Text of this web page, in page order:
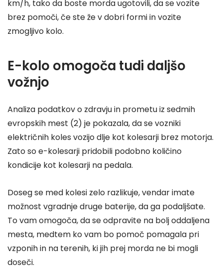
km/h, tako da boste morda ugotovili, da se vozite
brez pomoči, če ste že v dobri formi in vozite
zmogljivo kolo.
E-kolo omogoča tudi daljšo
vožnjo
Analiza podatkov o zdravju in prometu iz sedmih
evropskih mest (2) je pokazala, da se vozniki
električnih koles vozijo dlje kot kolesarji brez motorja.
Zato so e-kolesarji pridobili podobno količino
kondicije kot kolesarji na pedala.
Doseg se med kolesi zelo razlikuje, vendar imate
možnost vgradnje druge baterije, da ga podaljšate.
To vam omogoča, da se odpravite na bolj oddaljena
mesta, medtem ko vam bo pomoč pomagala pri
vzponih in na terenih, ki jih prej morda ne bi mogli
doseči.